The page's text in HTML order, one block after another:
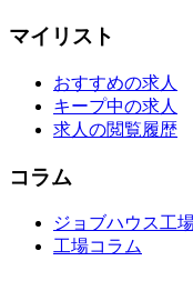
マイリスト
おすすめの求人
キープ中の求人
求人の閲覧履歴
コラム
ジョブハウス工
工場コラム